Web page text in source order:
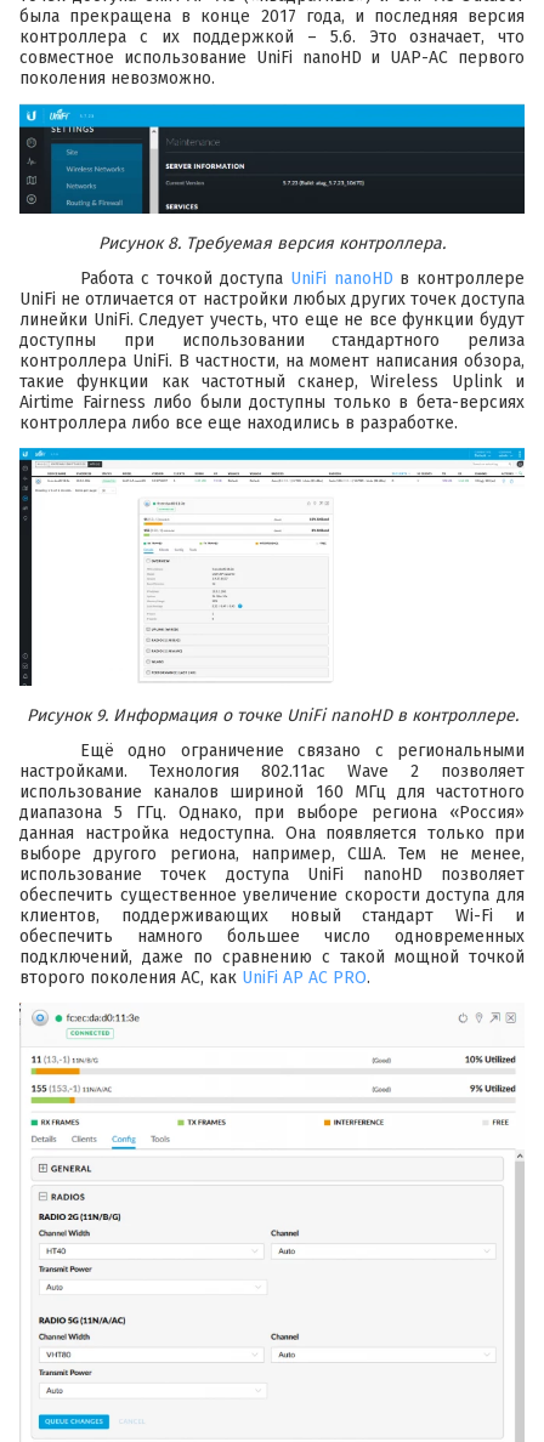
была прекращена в конце 2017 года, и последняя версия
контроллера с их поддержкой – 5.6. Это означает, что
совместное использование UniFi nanoHD и UAP-AC первого
поколения невозможно.
Рисунок 8. Требуемая версия контроллера.
Работа с точкой доступа UniFi nanoHD в контроллере
UniFi не отличается от настройки любых других точек доступа
линейки UniFi. Следует учесть, что еще не все функции будут
доступны при использовании стандартного релиза
контроллера UniFi. В частности, на момент написания обзора,
такие функции как частотный сканер, Wireless Uplink и
Airtime Fairness либо были доступны только в бета-версиях
контроллера либо все еще находились в разработке.
Рисунок 9. Информация о точке UniFi nanoHD в контроллере.
Ещё одно ограничение связано с региональными
настройками. Технология 802.11ac Wave 2 позволяет
использование каналов шириной 160 МГц для частотного
диапазона 5 ГГц. Однако, при выборе региона «Россия»
данная настройка недоступна. Она появляется только при
выборе другого региона, например, США. Тем не менее,
использование точек доступа UniFi nanoHD позволяет
обеспечить существенное увеличение скорости доступа для
клиентов, поддерживающих новый стандарт Wi-Fi и
обеспечить намного большее число одновременных
подключений, даже по сравнению с такой мощной точкой
второго поколения AC, как UniFi AP AC PRO.